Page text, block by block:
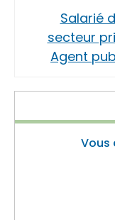
Salarié
secteur
Agent
Vous